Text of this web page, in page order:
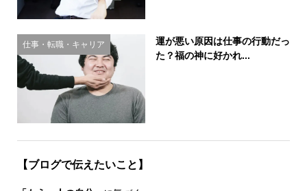
仕事・転職・キャリア
運が悪い原因は仕事の行動だっ
た？福の神に好かれ...
【ブログで伝えたいこと】